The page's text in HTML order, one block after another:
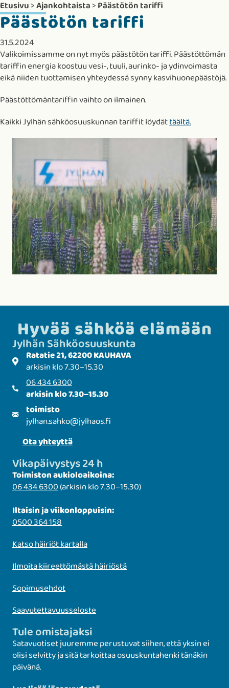
Etusivu>Ajankohtaista>Päästötön tariffi
Päästötön tariffi
31.5.2024
Valikoimissamme on nyt myös päästötön tariffi. Päästöttömän
tariffin energia koostuu vesi-, tuuli, aurinko- ja ydinvoimasta
eikä niiden tuottamisen yhteydessä synny kasvihuonepäästöjä.
Päästöttömäntariffin vaihto on ilmainen.
Kaikki Jylhän sähköosuuskunnan tariffit löydättäältä.
Hyvää sähköä elämään
Jylhän Sähkö­­osuuskunta
Ratatie 21, 62200 KAUHAVA
arkisin klo 7.30–15.30
06 434 6300
arkisin klo 7.30–15.30
toimisto
jylhan.sahko@jylhaos.fi
Ota yhteyttä
Vikapäivystys 24 h
Toimiston aukioloaikoina:
06 434 6300(arkisin klo 7.30–15.30)
Iltaisin ja viikonloppuisin:
0500 364 158
Katso häiriöt kartalla
Ilmoita kiireettömästä häiriöstä
Sopimusehdot
Saavutettavuusseloste
Tule omistajaksi
Satavuotiset juuremme perustuvat siihen, että yksin ei
olisi selvitty ja sitä tarkoittaa osuuskuntahenki tänäkin
päivänä.